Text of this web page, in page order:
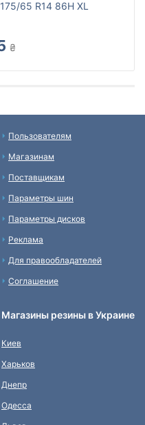
65 R14 86H XL
₴
Пользователям
Магазинам
Поставщикам
Параметры шин
Параметры дисков
Реклама
Для правообладателей
Соглашение
Магазины резины в Украине
Киев
Харьков
Днепр
Одесса